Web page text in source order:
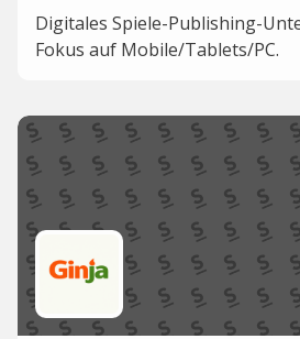
Digitales Spiele-Publishing-
Fokus auf Mobile/Tablets/PC.